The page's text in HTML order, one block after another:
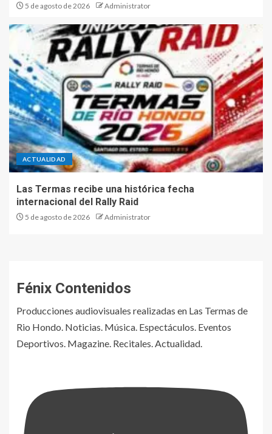
5 de agosto de 2026 Administrator
ACTUALIDAD
Las Termas recibe una histórica fecha
internacional del Rally Raid
5 de agosto de 2026 Administrator
Fénix Contenidos
Producciones audiovisuales realizadas en Las Termas de
Rio Hondo. Noticias. Música. Espectáculos. Eventos
Deportivos. Magazine. Recitales. Actualidad.